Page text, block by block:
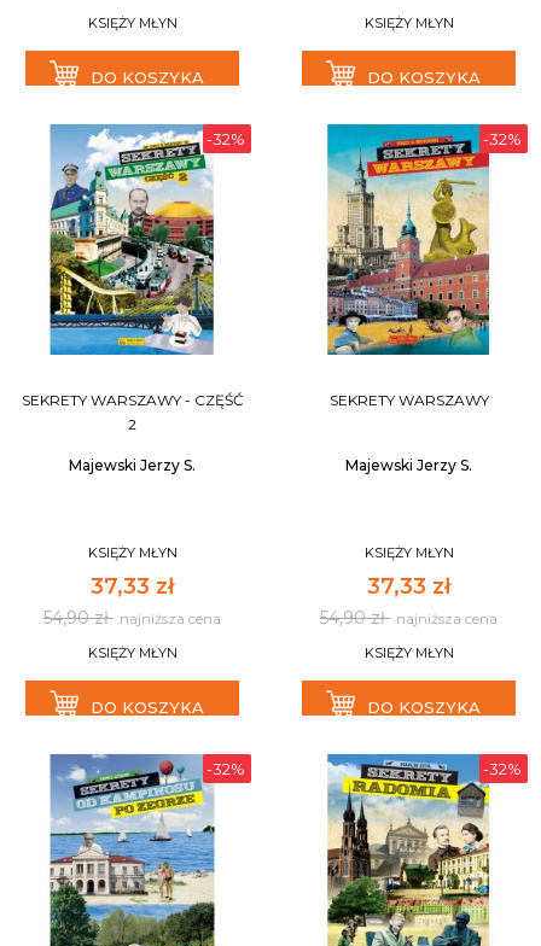
KSIĘŻY MŁYN
DO KOSZYKA
KSIĘŻY MŁYN
DO KOSZYKA
-32%
SEKRETY WARSZAWY - CZĘŚĆ
2
Majewski Jerzy S.
KSIĘŻY MŁYN
37,33 zł
54,90 zł najniższa cena
KSIĘŻY MŁYN
DO KOSZYKA
-32%
SEKRETY WARSZAWY
Majewski Jerzy S.
KSIĘŻY MŁYN
37,33 zł
54,90 zł najniższa cena
KSIĘŻY MŁYN
DO KOSZYKA
-32% -32%